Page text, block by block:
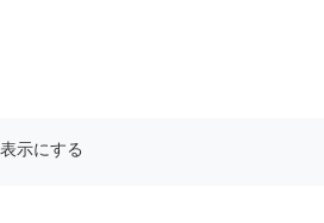
示にする